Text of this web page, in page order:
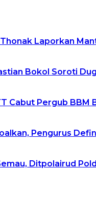
Laporkan
Bokol Soroti
Cabut Pergub BBM
Pengurus
Ditpolairud